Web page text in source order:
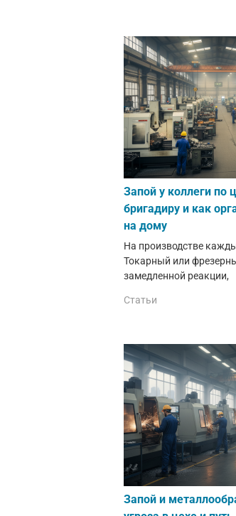
Запой у коллеги по
бригадиру и как
на дому
На производстве
Токарный или
замедленной реакции,
Статьи
Запой и